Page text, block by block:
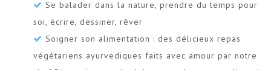
Se balader dans la nature, prendre du temps pour
soi, écrire, dessiner, rêver
Soigner son alimentation : des délicieux repas
végétariens ayurvediques faits avec amour par notre